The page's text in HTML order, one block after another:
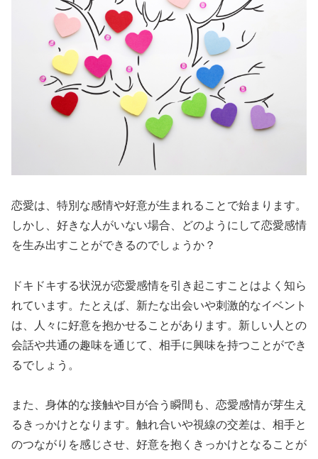
恋愛は、特別な感情や好意が生まれることで始まります。
しかし、好きな人がいない場合、どのようにして恋愛感情
を生み出すことができるのでしょうか？
ドキドキする状況が恋愛感情を引き起こすことはよく知ら
れています。たとえば、新たな出会いや刺激的なイベント
は、人々に好意を抱かせることがあります。新しい人との
会話や共通の趣味を通じて、相手に興味を持つことができ
るでしょう。
また、 身体的な接触や目が合う瞬間も、恋愛感情が芽生え
るきっかけとなります。触れ合いや視線の交差は、相手と
のつながりを感じさせ、好意を抱くきっかけとなることが